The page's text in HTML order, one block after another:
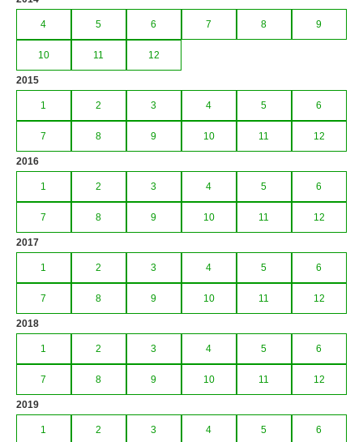
4 5 6 7 8 9
10 11 12
2015
1 2 3 4 5 6
7 8 9 10 11 12
2016
1 2 3 4 5 6
7 8 9 10 11 12
2017
1 2 3 4 5 6
7 8 9 10 11 12
2018
1 2 3 4 5 6
7 8 9 10 11 12
2019
1 2 3 4 5 6